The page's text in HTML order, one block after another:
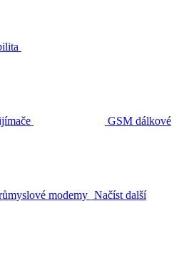
GSM dálkové
modemy Načíst další